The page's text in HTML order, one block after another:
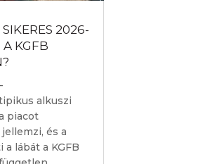
2026-
KGFB
alkuszi
piacot
és a
lábát a KGFB